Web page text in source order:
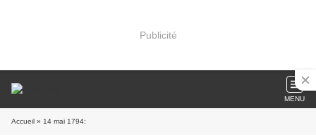
Publicité
MENU
Accueil » 14 mai 1794: